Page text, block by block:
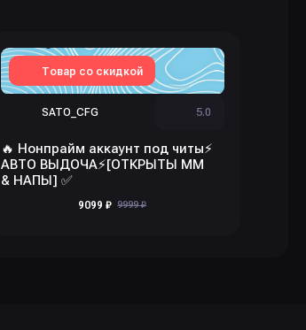
Товар со скидкой
SATO_CFG 5.0
🔥 Нонпрайм аккаунт под читы⚡
АВТО ВЫДОЧА⚡[ОТКРЫТЫ ММ
& НАПЫ] ✅
9099 ₽ 9999 ₽